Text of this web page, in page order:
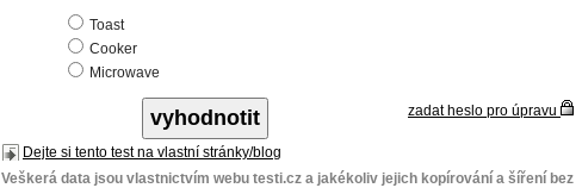
Toast
Cooker
Microwave
zadat heslo pro úpravu
Dejte si tento test na vlastní stránky/blog
Veškerá data jsou vlastnictvím webu testi.cz a jakékoliv jejich kopírování a šíření bez